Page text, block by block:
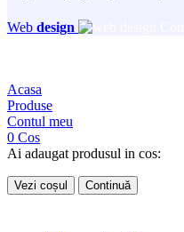
Web design
Acasa
Produse
Contul meu
0 Cos
Ai adaugat produsul in cos:
Vezi coșul Continuă